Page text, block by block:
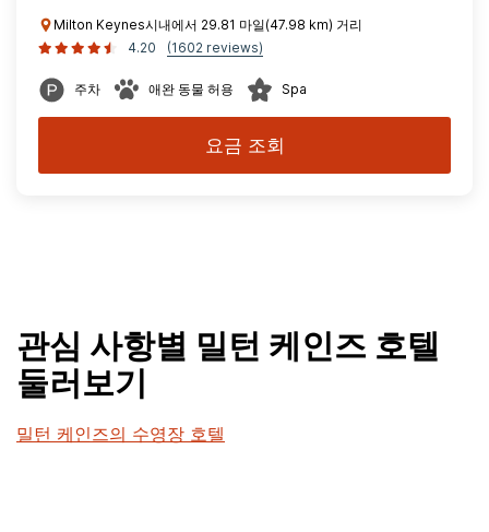
Milton Keynes시내에서 29.81 마일(47.98 km) 거리
4.20
(1602 reviews)
주차 애완 동물 허용 Spa
요금 조회
관심 사항별 밀턴 케인즈 호텔
둘러보기
밀턴 케인즈의 수영장 호텔